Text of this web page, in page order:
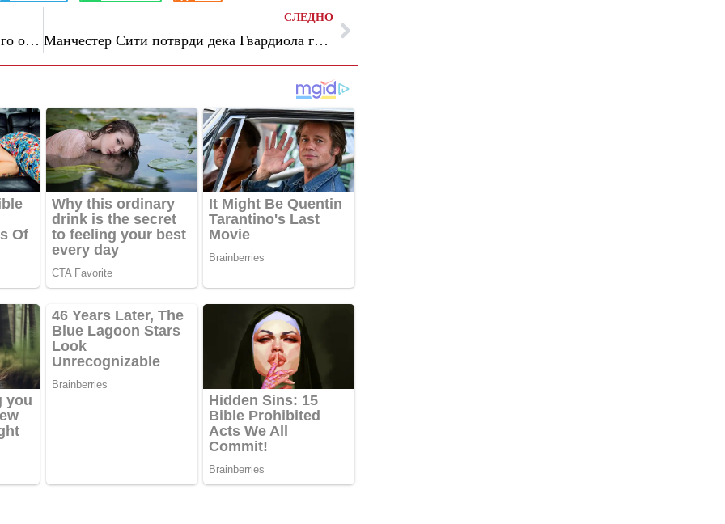
Големи ѕвезди ќе останат дома – Тухел го објави списокот за СП
СЛЕДНО
Манчестер Сити потврди дека Гвардиола го напупта клубот